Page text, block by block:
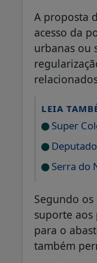
A proposta
acesso da
urbanas ou
LEIA
Super
Serra do
Segundo
suporte
para o
também